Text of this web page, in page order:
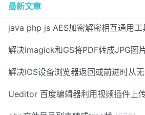
最新文章
java php js AES加密解密相互通用工
解决Imagick和GS将PDF转成JPG图
解决IOS设备浏览器返回或前进时从
Ueditor 百度编辑器利用视频插件上